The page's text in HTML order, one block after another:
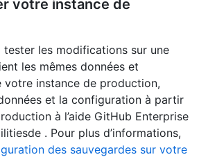
votre instance de
tester les modifications sur une
les mêmes données et
instance de production,
et la configuration à partir
à l’aide GitHub Enterprise
. Pour plus d’informations,
des sauvegardes sur votre